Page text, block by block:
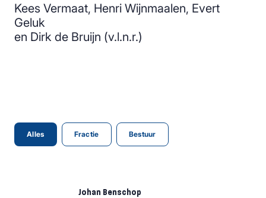
Kees Vermaat, Henri Wijnmaalen, Evert
Geluk
en Dirk de Bruijn (v.l.n.r.)
Alles Fractie Bestuur
Johan Benschop